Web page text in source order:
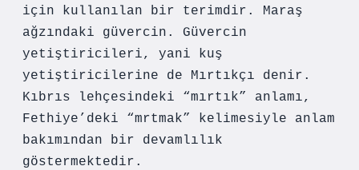
için kullanılan bir terimdir. Maraş
ağzındaki güvercin. Güvercin
yetiştiricileri, yani kuş
yetiştiricilerine de Mırtıkçı denir.
Kıbrıs lehçesindeki “mırtık” anlamı,
Fethiye’deki “mrtmak” kelimesiyle anlam
bakımından bir devamlılık
göstermektedir.